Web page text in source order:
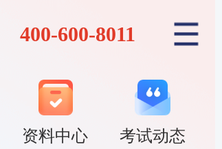
400-600-8011
资料中心 考试动态